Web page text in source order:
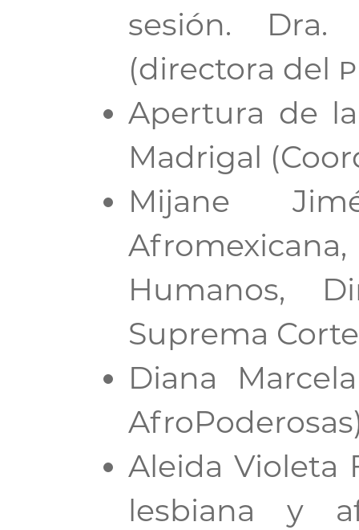
sesión. Dra.
(directora del
Apertura de
Madrigal
Mijane
Humanos,
Suprema
Diana
Aleida Violeta
lesbiana y